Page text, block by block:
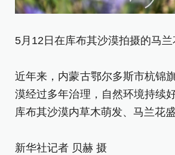
5月12日在库布其沙漠拍摄的马兰
近年来，内蒙古鄂尔多斯市杭锦
漠经过多年治理，自然环境持续
库布其沙漠内草木萌发、马兰花
新华社记者 贝赫 摄